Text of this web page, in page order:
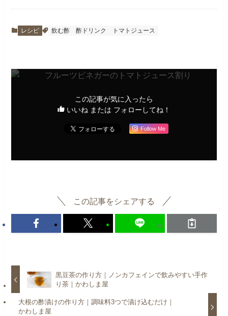
レシピ 飲む酢 酢ドリンク トマトジュース
この記事が気に入ったら
いいね または フォローしてね！
Follow Me
この記事をシェアする
黒豆茶の作り方｜ノンカフェインで飲みやすい手作
り茶｜かわしま屋
大根の酢漬けの作り方｜調味料3つで漬け込むだけ｜
かわしま屋